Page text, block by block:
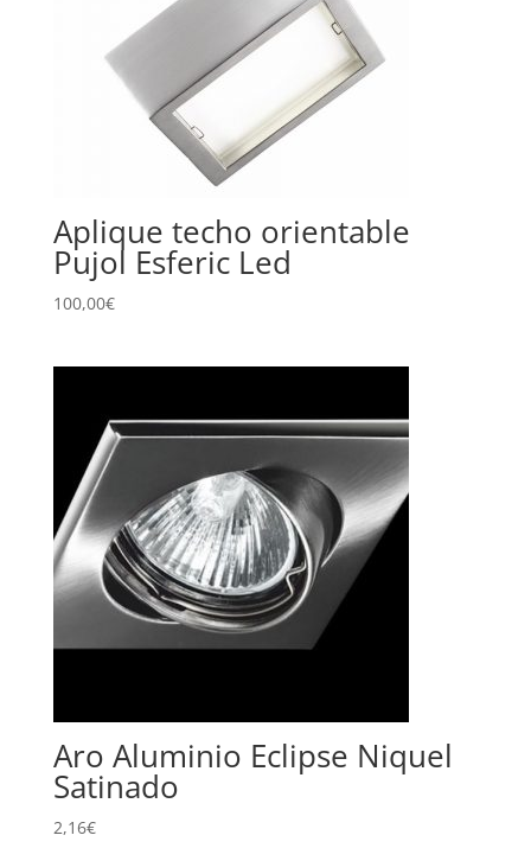
Aplique techo orientable
Pujol Esferic Led
100,00€
Aro Aluminio Eclipse Niquel
Satinado
2,16€